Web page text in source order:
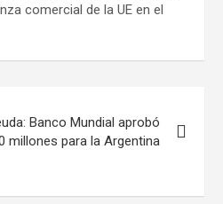
comercial de la UE en el
Banco Mundial aprobó
millones para la Argentina